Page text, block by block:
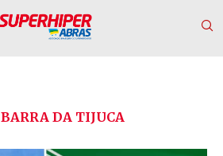
BARRA DA TIJUCA